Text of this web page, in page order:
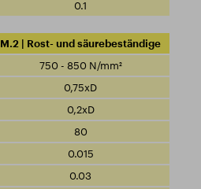
0.1
M.2 | Rost- und säurebeständige
750 - 850 N/mm²
0,75xD
0,2xD
80
0.015
0.03